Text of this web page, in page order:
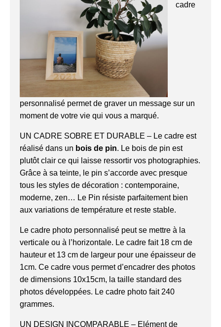
cadre
personnalisé permet de graver un message sur un
moment de votre vie qui vous a marqué.
UN CADRE SOBRE ET DURABLE – Le cadre est
réalisé dans un bois de pin. Le bois de pin est
plutôt clair ce qui laisse ressortir vos photographies.
Grâce à sa teinte, le pin s’accorde avec presque
tous les styles de décoration : contemporaine,
moderne, zen… Le Pin résiste parfaitement bien
aux variations de température et reste stable.
Le cadre photo personnalisé peut se mettre à la
verticale ou à l’horizontale. Le cadre fait 18 cm de
hauteur et 13 cm de largeur pour une épaisseur de
1cm. Ce cadre vous permet d’encadrer des photos
de dimensions 10x15cm, la taille standard des
photos développées. Le cadre photo fait 240
grammes.
UN DESIGN INCOMPARABLE – Elément de